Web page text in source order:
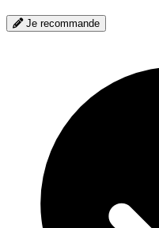
Je recommande